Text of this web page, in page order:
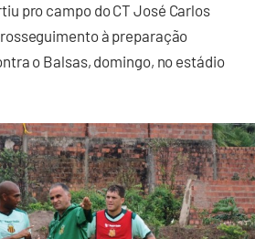
pro campo do CT José Carlos
à preparação
o Balsas, domingo, no estádio